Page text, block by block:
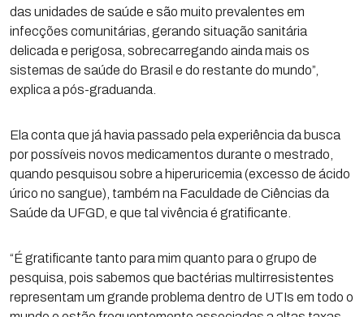
das unidades de saúde e são muito prevalentes em
infecções comunitárias, gerando situação sanitária
delicada e perigosa, sobrecarregando ainda mais os
sistemas de saúde do Brasil e do restante do mundo”,
explica a pós-graduanda.
Ela conta que já havia passado pela experiência da busca
por possíveis novos medicamentos durante o mestrado,
quando pesquisou sobre a hiperuricemia (excesso de ácido
úrico no sangue), também na Faculdade de Ciências da
Saúde da UFGD, e que tal vivência é gratificante.
“É gratificante tanto para mim quanto para o grupo de
pesquisa, pois sabemos que bactérias multirresistentes
representam um grande problema dentro de UTIs em todo o